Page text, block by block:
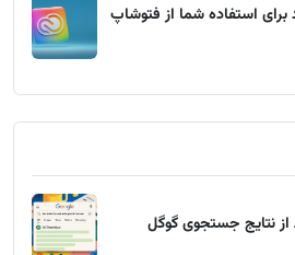
برای استفاده شما از فتوشاپ